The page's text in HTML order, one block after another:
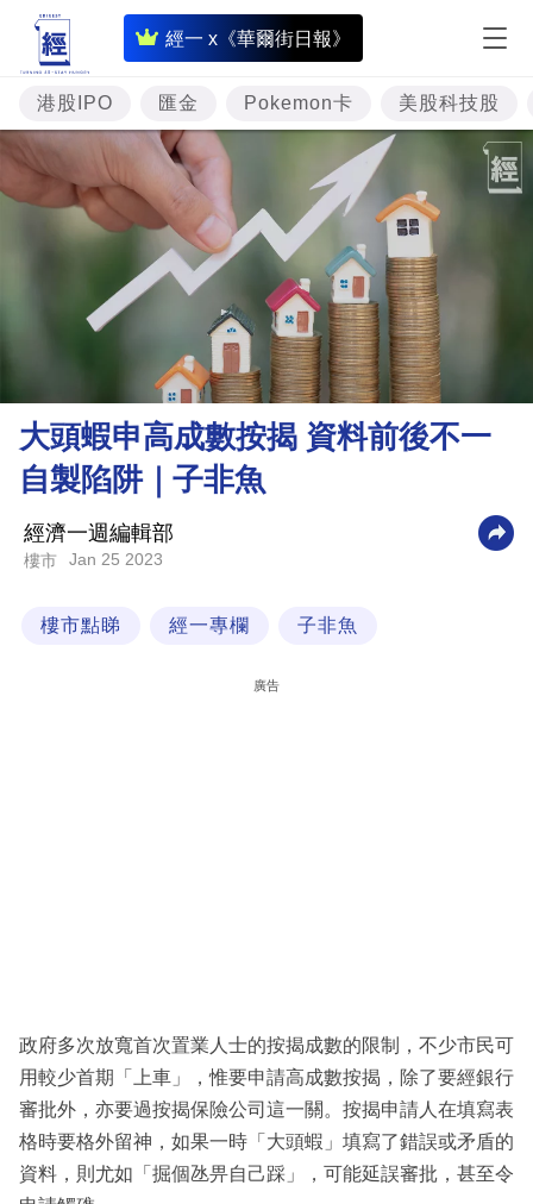
經一 x《華爾街日報》
即
時
財
經
專
題
投
資
理
財
業
科
區
港股IPO 匯金 Pokemon卡 美股科技股
大頭蝦申高成數按揭 資料前後不一
自製陷阱｜子非魚
經濟一週編輯部
樓市 Jan 25 2023
樓市點睇 經一專欄 子非魚
廣告
政府多次放寬首次置業人士的按揭成數的限制，不少市民可
用較少首期「上車」，惟要申請高成數按揭，除了要經銀行
審批外，亦要過按揭保險公司這一關。按揭申請人在填寫表
格時要格外留神，如果一時「大頭蝦」填寫了錯誤或矛盾的
資料，則尤如「掘個氹畀自己踩」，可能延誤審批，甚至令